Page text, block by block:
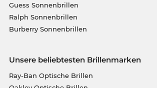
Guess Sonnenbrillen
Ralph Sonnenbrillen
Burberry Sonnenbrillen
Unsere beliebtesten Brillenmarken
Ray-Ban Optische Brillen